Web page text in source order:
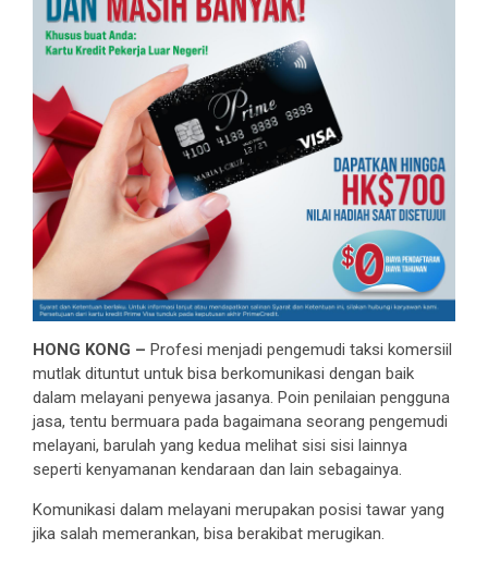
HONG KONG – Profesi menjadi pengemudi taksi komersiil
mutlak dituntut untuk bisa berkomunikasi dengan baik
dalam melayani penyewa jasanya. Poin penilaian pengguna
jasa, tentu bermuara pada bagaimana seorang pengemudi
melayani, barulah yang kedua melihat sisi sisi lainnya
seperti kenyamanan kendaraan dan lain sebagainya.
Komunikasi dalam melayani merupakan posisi tawar yang
jika salah memerankan, bisa berakibat merugikan.